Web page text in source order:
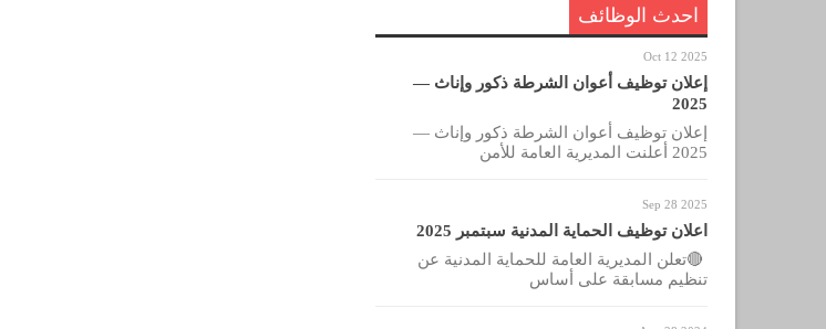
احدث الوظائف
Oct 12 2025
إعلان توظيف أعوان الشرطة ذكور وإناث —
2025
إعلان توظيف أعوان الشرطة ذكور وإناث —
2025 أعلنت المديرية العامة للأمن
Sep 28 2025
اعلان توظيف الحماية المدنية سبتمبر 2025
🔴تعلن المديرية العامة للحماية المدنية عن
تنظيم مسابقة على أساس